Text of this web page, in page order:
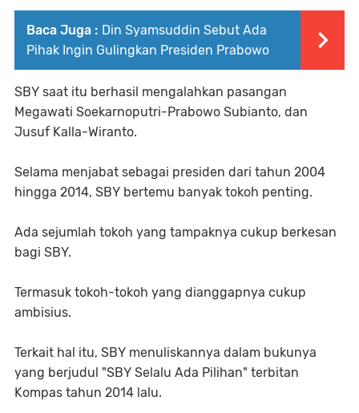
Baca Juga : Din Syamsuddin Sebut Ada
Pihak Ingin Gulingkan Presiden Prabowo
SBY saat itu berhasil mengalahkan pasangan
Megawati Soekarnoputri-Prabowo Subianto, dan
Jusuf Kalla-Wiranto.
Selama menjabat sebagai presiden dari tahun 2004
hingga 2014, SBY bertemu banyak tokoh penting.
Ada sejumlah tokoh yang tampaknya cukup berkesan
bagi SBY.
Termasuk tokoh-tokoh yang dianggapnya cukup
ambisius.
Terkait hal itu, SBY menuliskannya dalam bukunya
yang berjudul "SBY Selalu Ada Pilihan" terbitan
Kompas tahun 2014 lalu.